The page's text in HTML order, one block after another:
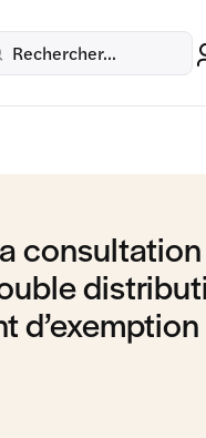
Rechercher...
consultation
d’exemption